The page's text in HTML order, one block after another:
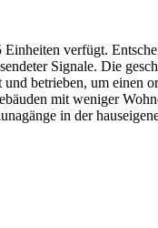
verfügt.
Signale. Die
betrieben, um einen
mit weniger
in der